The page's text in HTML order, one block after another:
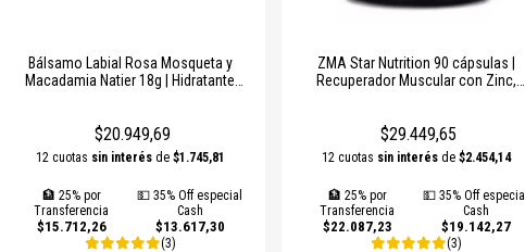
Bálsamo Labial Rosa Mosqueta y
Macadamia Natier 18g | Hidratante
$20.949,69
12 cuotas sin interésde $1.745,81
🏦 25% por
Transferencia
$15.712,26
💵 35% Off especial
Cash
$13.617,30
(3)
ZMA Star Nutrition 90 cápsulas |
Recuperador Muscular con Zinc,
$29.449,65
12 cuotas sin interésde $2.454,14
🏦 25% por
Transferencia
$22.087,23
💵 35% Off especial
Cash
$19.142,27
(3)